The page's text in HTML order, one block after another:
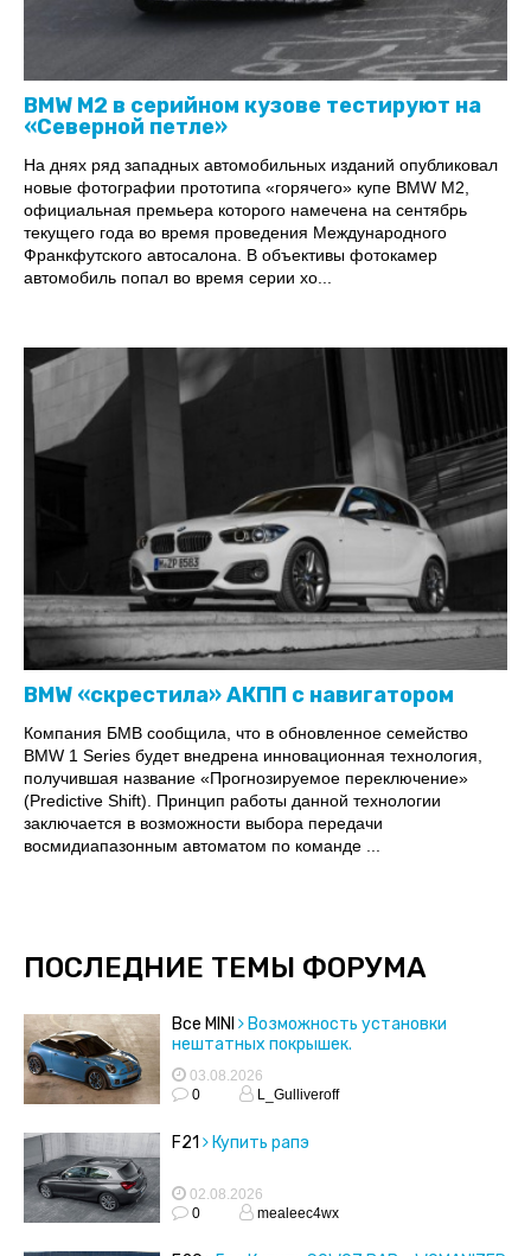
BMW M2 в серийном кузове тестируют на
«Северной петле»
На днях ряд западных автомобильных изданий опубликовал
новые фотографии прототипа «горячего» купе BMW M2,
официальная премьера которого намечена на сентябрь
текущего года во время проведения Международного
Франкфутского автосалона. В объективы фотокамер
автомобиль попал во время серии хо...
BMW «скрестила» АКПП с навигатором
Компания БМВ сообщила, что в обновленное семейство
BMW 1 Series будет внедрена инновационная технология,
получившая название «Прогнозируемое переключение»
(Predictive Shift). Принцип работы данной технологии
заключается в возможности выбора передачи
восмидиапазонным автоматом по команде ...
ПОСЛЕДНИЕ ТЕМЫ ФОРУМА
Все MINI
Возможность установки
нештатных покрышек.
03.08.2026
0
L_Gulliveroff
F21 Купить рапэ
02.08.2026
0
mealeec4wx